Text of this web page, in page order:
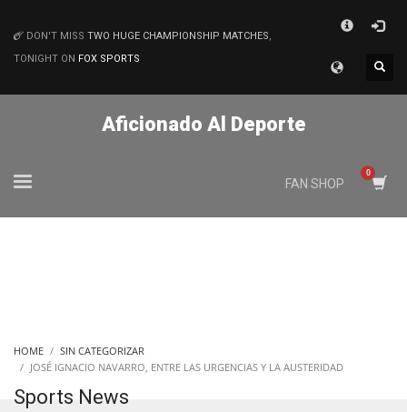
MATCHES
DON'T MISS TWO HUGE CHAMPIONSHIP MATCHES,
TONIGHT ON FOX SPORTS
Aficionado Al Deporte
FAN SHOP
HOME
SIN CATEGORIZAR
JOSÉ IGNACIO NAVARRO, ENTRE LAS URGENCIAS Y LA AUSTERIDAD
Sports News